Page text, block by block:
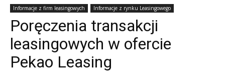
Informacje z firm leasingowych Informacje z rynku Leasingowego
Poręczenia transakcji
leasingowych w ofercie
Pekao Leasing